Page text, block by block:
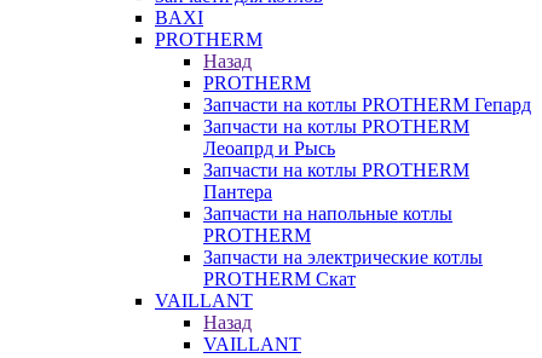
BAXI
PROTHERM
Назад
PROTHERM
Запчасти на котлы PROTHERM Гепард
Запчасти на котлы PROTHERM
Леоапрд и Рысь
Запчасти на котлы PROTHERM
Пантера
Запчасти на напольные котлы
PROTHERM
Запчасти на электрические котлы
PROTHERM Скат
VAILLANT
Назад
VAILLANT